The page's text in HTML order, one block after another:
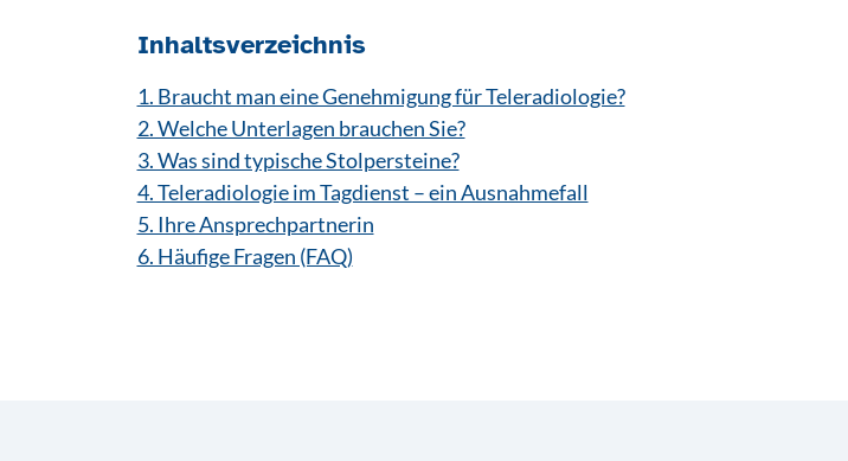
Inhaltsverzeichnis
1. Braucht man eine Genehmigung für Teleradiologie?
2. Welche Unterlagen brauchen Sie?
3. Was sind typische Stolpersteine?
4. Teleradiologie im Tagdienst – ein Ausnahmefall
5. Ihre Ansprechpartnerin
6. Häufige Fragen (FAQ)